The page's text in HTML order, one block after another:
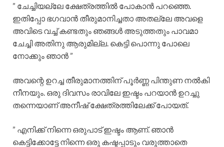
” ചേച്ചിയല്ലേ ക്ഷേത്രത്തിൽ പോകാൻ പറഞ്ഞെ.
ഇതിപ്പോ ഭഗവാൻ തീരുമാനിച്ചതാ അതല്ലേ അവളെ
അവിടെ വച്ച് കണ്ടതും ഞങ്ങൾ അടുത്തതും പാവമാ
ചേച്ചി അതിനു ആരുമില്ല. കെട്ടി പൊന്നു പോലെ
നോക്കും ഞാൻ ”
അവന്റെ ഉറച്ച തീരുമാനത്തിന് പൂർണ്ണ പിന്തുണ നൽകി
നീനയും. ഒരു ദിവസം രാവിലേ ഇഷ്ടം പറയാൻ ഉറച്ചു
തന്നെയാണ് അനീഷ് ക്ഷേത്രത്തിലേക്ക് പോയത്.
” എനിക്ക് നിന്നെ ഒരുപാട് ഇഷ്ടം ആണ്. ഞാൻ
കെട്ടിക്കോട്ടേ നിന്നെ ഒരു കഷ്ടപ്പാടും വരുത്താതെ